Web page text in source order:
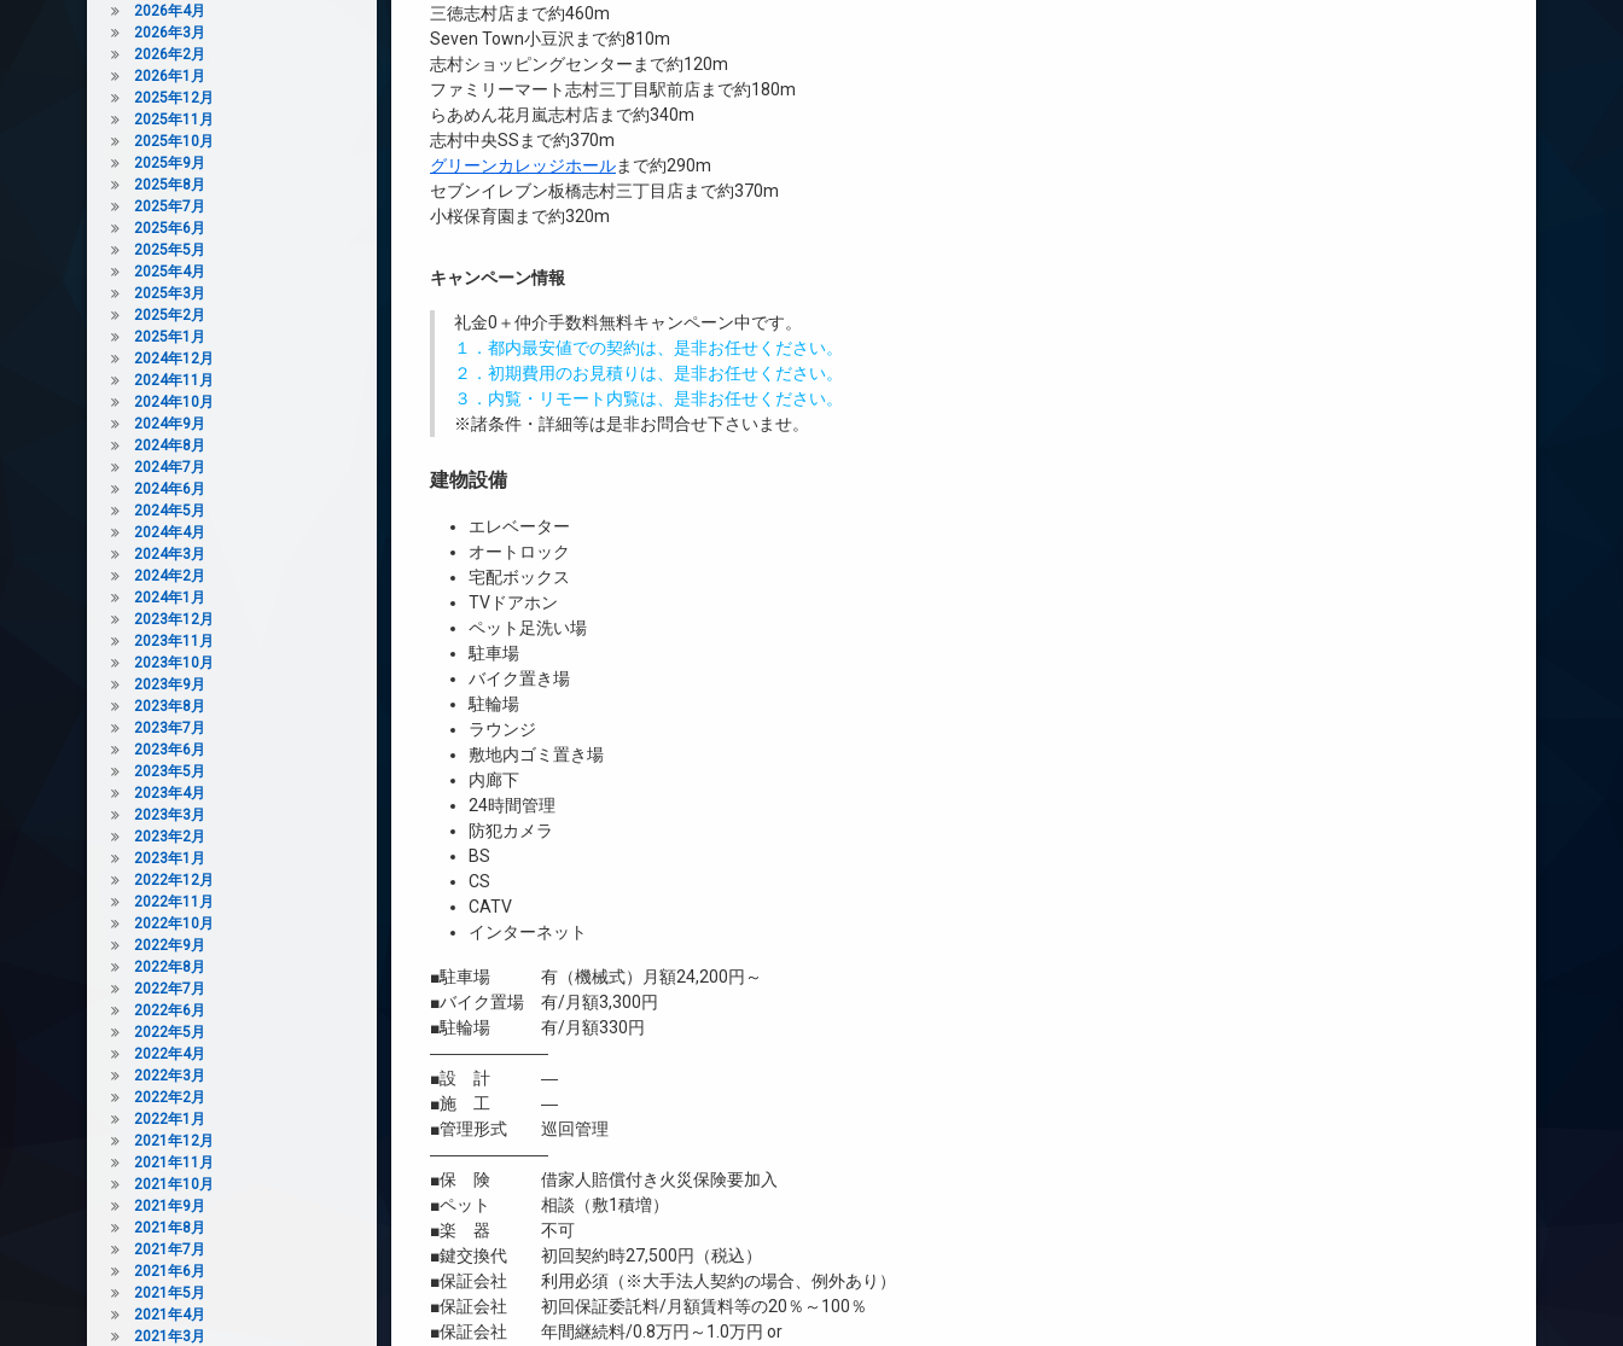
三徳志村店まで約460m
Seven Town小豆沢まで約810m
志村ショッピングセンターまで約120m
ファミリーマート志村三丁目駅前店まで約180m
らあめん花月嵐志村店まで約340m
志村中央SSまで約370m
グリーンカレッジホールまで約290m
セブンイレブン板橋志村三丁目店まで約370m
小桜保育園まで約320m
キャンペーン情報
礼金0 ＋仲介手数料無料キャンペーン中です。
１．都内最安値での契約は、是非お任せください。
２．初期費用のお見積りは、是非お任せください。
３．内覧・リモート内覧は、是非お任せください。
※諸条件・詳細等は是非お問合せ下さいませ。
建物設備
エレベーター
オートロック
宅配ボックス
TVドアホン
ペット足洗い場
駐車場
バイク置き場
駐輪場
ラウンジ
敷地内ゴミ置き場
内廊下
24時間管理
防犯カメラ
BS
CS
CATV
インターネット
■駐車場 有（機械式）月額24,200円～
■バイク置場 有/月額3,300円
■駐輪場 有/月額330円
―――――――
■設 計 ―
■施 工 ―
■管理形式 巡回管理
―――――――
■保 険 借家人賠償付き火災保険要加入
■ペット 相談（敷1積増）
■楽 器 不可
■鍵交換代 初回契約時27,500円（税込）
■保証会社 利用必須（※大手法人契約の場合、例外あり）
■保証会社 初回保証委託料/月額賃料等の20％～100％
■保証会社 年間継続料/0.8万円～1.0万円 or
2026年4月
2026年3月
2026年2月
2026年1月
2025年12月
2025年11月
2025年10月
2025年9月
2025年8月
2025年7月
2025年6月
2025年5月
2025年4月
2025年3月
2025年2月
2025年1月
2024年12月
2024年11月
2024年10月
2024年9月
2024年8月
2024年7月
2024年6月
2024年5月
2024年4月
2024年3月
2024年2月
2024年1月
2023年12月
2023年11月
2023年10月
2023年9月
2023年8月
2023年7月
2023年6月
2023年5月
2023年4月
2023年3月
2023年2月
2023年1月
2022年12月
2022年11月
2022年10月
2022年9月
2022年8月
2022年7月
2022年6月
2022年5月
2022年4月
2022年3月
2022年2月
2022年1月
2021年12月
2021年11月
2021年10月
2021年9月
2021年8月
2021年7月
2021年6月
2021年5月
2021年4月
2021年3月